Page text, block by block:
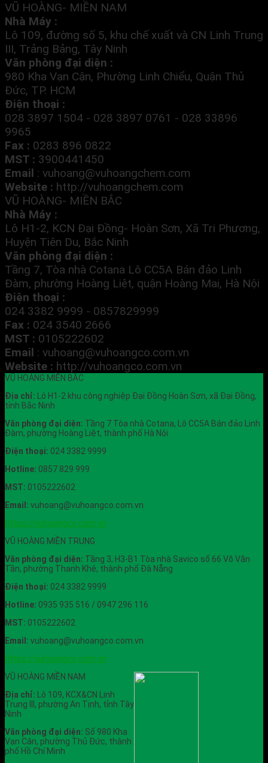
VŨ HOÀNG- MIỀN NAM
Nhà Máy :
Lô 109, đường số 5, khu chế xuất và CN Linh Trung
III, Trảng Bảng, Tây Ninh
Văn phòng đại diện :
980 Kha Vạn Cận, Phường Linh Chiểu, Quận Thủ
Đức, TP. HCM
Điện thoại :
028 3897 1504 - 028 3897 0761 - 028 33896
9965
Fax : 0283 896 0822
MST : 3900441450
Email : vuhoang@vuhoangchem.com
Website : http://vuhoangchem.com
VŨ HOÀNG- MIỀN BẮC
Nhà Máy :
Lô H1-2, KCN Đại Đồng- Hoàn Sơn, Xã Tri Phương,
Huyện Tiên Du, Bắc Ninh
Văn phòng đại diện :
Tầng 7, Tòa nhà Cotana Lô CC5A Bán đảo Linh
Đàm, phường Hoàng Liệt, quận Hoàng Mai, Hà Nội
Điện thoại :
024 3382 9999 - 0857829999
Fax : 024 3540 2666
MST : 0105222602
Email : vuhoang@vuhoangco.com.vn
Website : http://vuhoangco.com.vn
VŨ HOÀNG MIỀN BẮC
Địa chỉ: Lô H1-2 khu công nghiệp Đại Đồng Hoàn Sơn, xã Đại Đồng,
tỉnh Bắc Ninh
Văn phòng đại diện: Tầng 7 Tòa nhà Cotana, Lô CC5A Bán đảo Linh
Đàm, phường Hoàng Liệt, thành phố Hà Nội
Điện thoại: 024 3382 9999
Hotline: 0857 829 999
MST: 0105222602
Email: vuhoang@vuhoangco.com.vn
https://vuhoangco.com.vn
VŨ HOÀNG MIỀN TRUNG
Văn phòng đại diện: Tầng 3, H3-B1 Tòa nhà Savico số 66 Võ Văn
Tần, phường Thanh Khê, thành phố Đà Nẵng
Điện thoại: 024 3382 9999
Hotline: 0935 935 516 / 0947 296 116
MST: 0105222602
Email: vuhoang@vuhoangco.com.vn
https://vuhoangco.com.vn
VŨ HOÀNG MIỀN NAM
Địa chỉ: Lô 109, KCX&CN Linh
Trung III, phường An Tịnh, tỉnh Tây
Ninh
Văn phòng đại diện: Số 980 Kha
Vạn Cân, phường Thủ Đức, thành
phố Hồ Chí Minh